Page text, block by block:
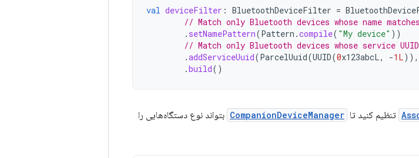
val deviceFilter : BluetoothDeviceFilter =
// Match only Bluetooth devices whose name
. setNamePattern(Pattern .compile( "My device" ))
// Match only Bluetooth devices whose service
.addServiceUuid(ParcelUuid(UUID(0x123abcL, -1L)),
.build()
تنظیم کنید تا CompanionDeviceManager بتواند نوع دستگاه‌هایی را